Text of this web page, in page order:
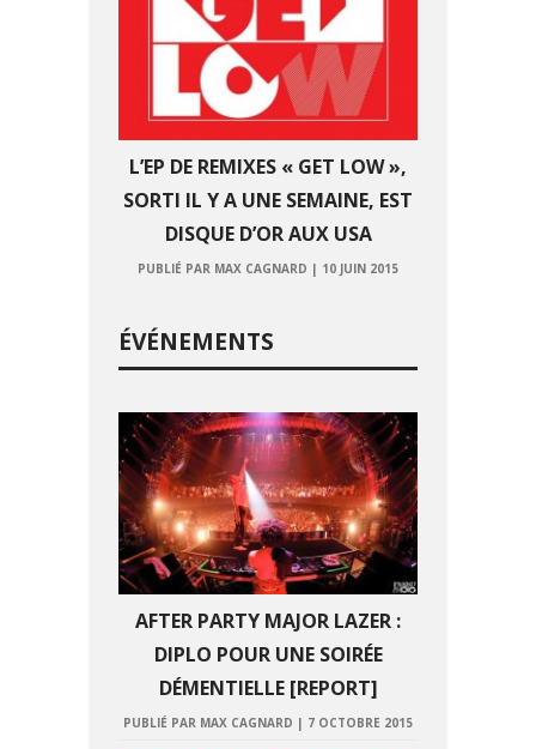
L’EP DE REMIXES « GET LOW »,
SORTI IL Y A UNE SEMAINE, EST
DISQUE D’OR AUX USA
PUBLIÉ PAR MAX CAGNARD | 10 JUIN 2015
ÉVÉNEMENTS
AFTER PARTY MAJOR LAZER :
DIPLO POUR UNE SOIRÉE
DÉMENTIELLE [REPORT]
PUBLIÉ PAR MAX CAGNARD | 7 OCTOBRE 2015